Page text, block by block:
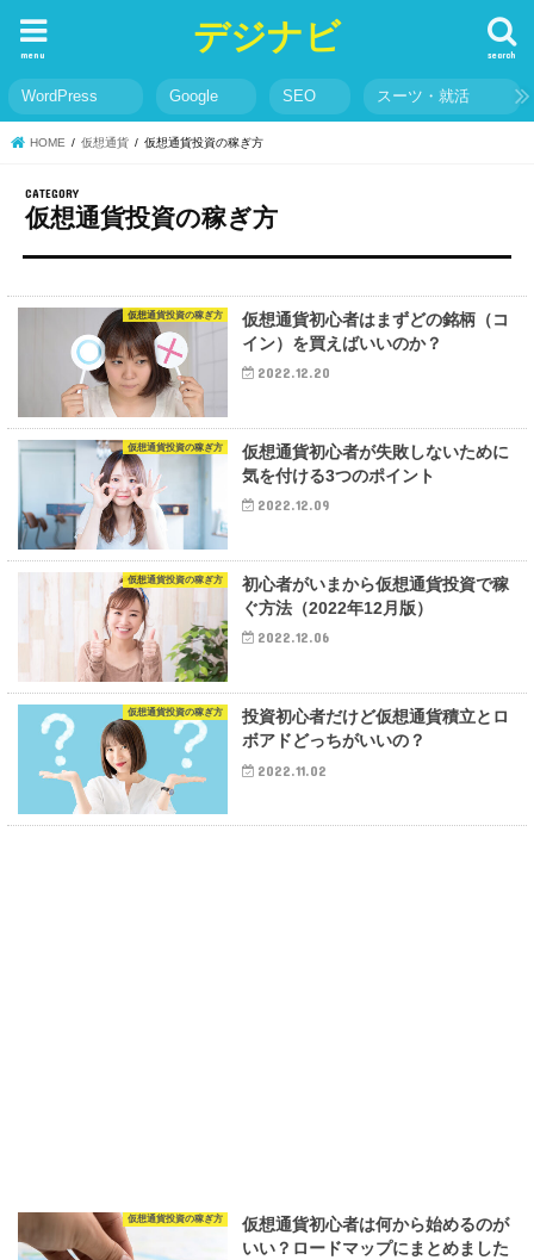
デジナビ search
menu
WordPress Google SEO スーツ・就活
HOME 仮想通貨 仮想通貨投資の稼ぎ方
仮想通貨投資の稼ぎ方
仮想通貨投資の稼ぎ方
仮想通貨初心者はまずどの銘柄（コ
イン）を買えばいいのか？
2022.12.20
仮想通貨投資の稼ぎ方
仮想通貨初心者が失敗しないために
気を付ける3つのポイント
2022.12.09
仮想通貨投資の稼ぎ方
初心者がいまから仮想通貨投資で稼
ぐ方法（2022年12月版）
2022.12.06
仮想通貨投資の稼ぎ方
投資初心者だけど仮想通貨積立とロ
ボアドどっちがいいの？
2022.11.02
仮想通貨投資の稼ぎ方
仮想通貨初心者は何から始めるのが
いい？ロードマップにまとめました